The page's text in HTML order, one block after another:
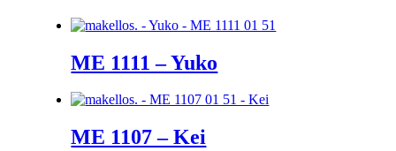
ME 1111 – Yuko
ME 1107 – Kei